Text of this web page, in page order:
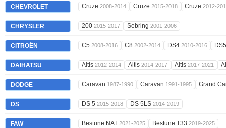
CHEVROLET Cruze 2008-2014 Cruze 2015-2018 Cruze 2012-
CHRYSLER 200 2015-2017 Sebring 2001-2006
CITROËN C5 2008-2016 C8 2002-2014 DS4 2010-2016
DAIHATSU Altis 2012-2014 Altis 2014-2017 Altis 2017-2021
DODGE Caravan 1987-1990 Caravan 1991-1995 Grand
DS DS 5 2015-2018 DS 5LS 2014-2019
FAW Bestune NAT 2021-2025 Bestune T33 2019-2025